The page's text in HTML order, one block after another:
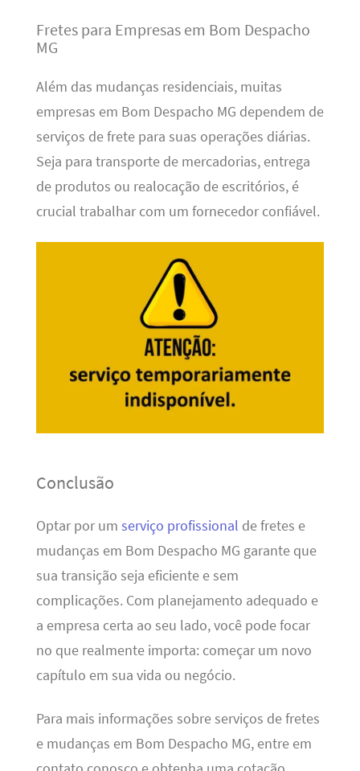
Fretes para Empresas em Bom Despacho
MG
Além das mudanças residenciais, muitas
empresas em Bom Despacho MG dependem de
serviços de frete para suas operações diárias.
Seja para transporte de mercadorias, entrega
de produtos ou realocação de escritórios, é
crucial trabalhar com um fornecedor confiável.
Conclusão
Optar por um serviço profissional de fretes e
mudanças em Bom Despacho MG garante que
sua transição seja eficiente e sem
complicações. Com planejamento adequado e
a empresa certa ao seu lado, você pode focar
no que realmente importa: começar um novo
capítulo em sua vida ou negócio.
Para mais informações sobre serviços de fretes
e mudanças em Bom Despacho MG, entre em